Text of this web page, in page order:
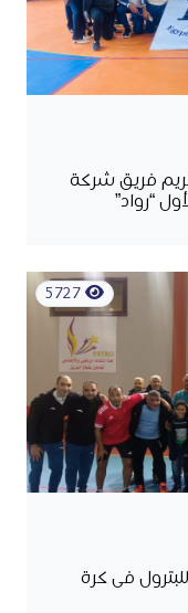
فريق شركة
“رواد”
5727
فى كرة